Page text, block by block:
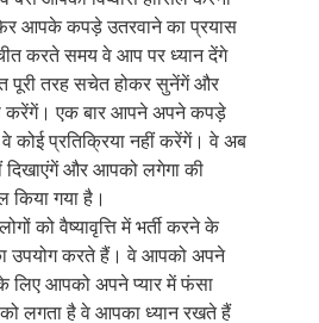
आपके कपड़े उतरवाने का प्रयास
करते समय वे आप पर ध्यान देंगे
पूरी तरह सचेत होकर सुनेंगें और
करेंगें। एक बार आपने अपने कपड़े
वे कोई प्रतिक्रिया नहीं करेंगें। वे अब
और आपको लगेगा की
किया गया है।
को वैष्यावृत्ति में भर्ती करने के
उपयोग करते हैं। वे आपको अपने
लिए आपको अपने प्यार में फंसा
लगता है वे आपका ध्यान रखते हैं